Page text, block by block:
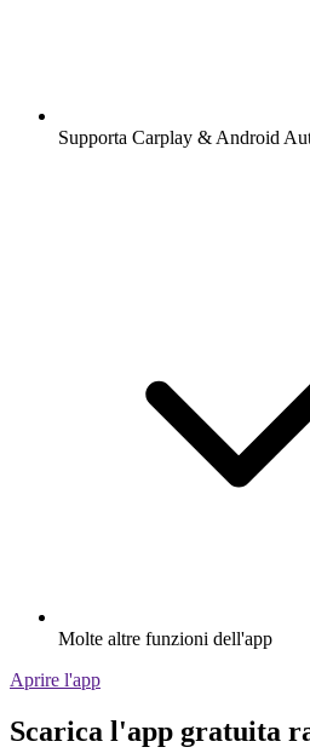
Supporta Carplay & Android
Molte altre funzioni dell'app
Aprire l'app
Scarica l'app gratuita